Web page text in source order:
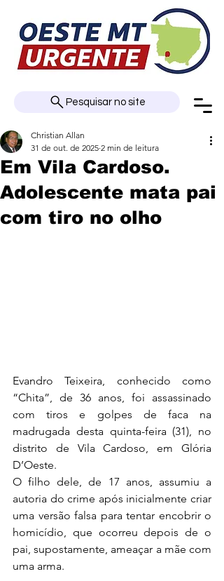
Pesquisar no site
Em Vila Cardoso.
Adolescente mata pai
com tiro no olho
Christian Allan
31 de out. de 2025 2 min de leitura
Evandro Teixeira, conhecido como
“Chita”, de 36 anos, foi assassinado
com tiros e golpes de faca na
madrugada desta quinta-feira (31), no
distrito de Vila Cardoso, em Glória
D’Oeste.
O filho dele, de 17 anos, assumiu a
autoria do crime após inicialmente criar
uma versão falsa para tentar encobrir o
homicídio, que ocorreu depois de o
pai, supostamente, ameaçar a mãe com
uma arma.